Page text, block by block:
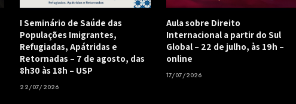
I Seminário de Saúde das
Populações Imigrantes,
Refugiadas, Apátridas e
Retornadas – 7 de agosto, das
8h30 às 18h – USP
22/07/2026
Aula sobre Direito
Internacional a partir do Sul
Global – 22 de julho, às 19h –
online
17/07/2026